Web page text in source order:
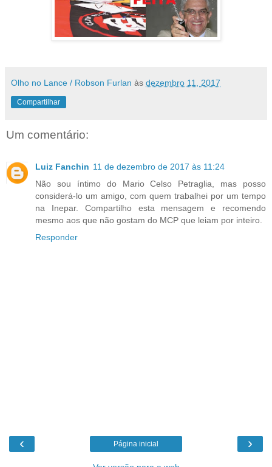
Olho no Lance / Robson Furlan às dezembro 11, 2017
Compartilhar
Um comentário:
Luiz Fanchin 11 de dezembro de 2017 às 11:24
Não sou íntimo do Mario Celso Petraglia, mas posso
considerá-lo um amigo, com quem trabalhei por um tempo
na Inepar. Compartilho esta mensagem e recomendo
mesmo aos que não gostam do MCP que leiam por inteiro.
Responder
‹ ›
Página inicial